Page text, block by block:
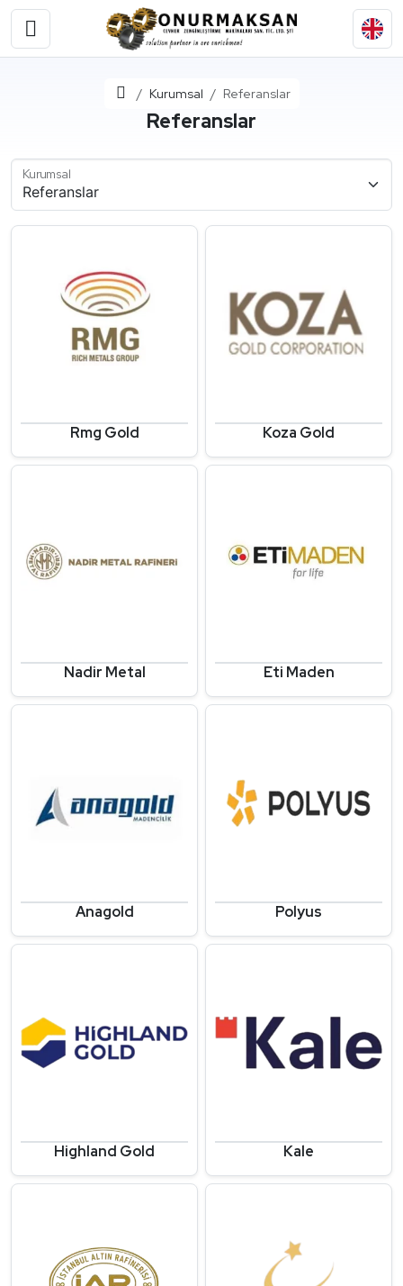
Ana SayfaKurumsal Referanslar
Referanslar
Kurumsal
Rmg Gold Koza Gold
Nadir Metal Eti Maden
Anagold Polyus
Highland Gold Kale